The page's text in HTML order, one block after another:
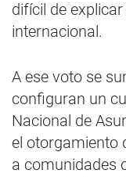
difícil de
internacional.
A ese voto se
configuran un
Nacional de
el otorgamiento
a comunidades